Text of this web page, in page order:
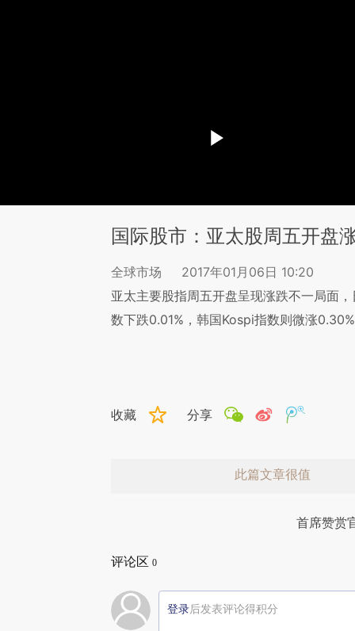
国际股市：亚太股周五开盘
全球市场
2017年01月06日 10:20
亚太主要股指周五开盘呈现涨跌不一局面
数下跌0.01%，韩国Kospi指数则微涨0.30%
收藏 分享
此篇文章很值
首席赞赏
评论区 0
登录后发表评论得积分